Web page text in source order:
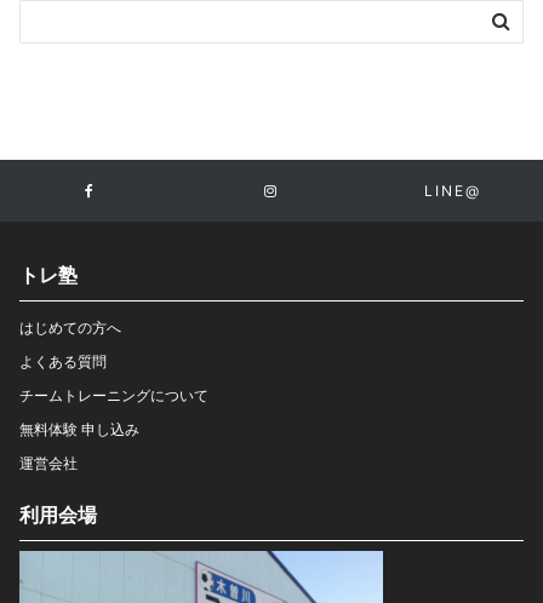
LINE@
トレ塾
はじめての方へ
よくある質問
チームトレーニングについて
無料体験 申し込み
運営会社
利用会場